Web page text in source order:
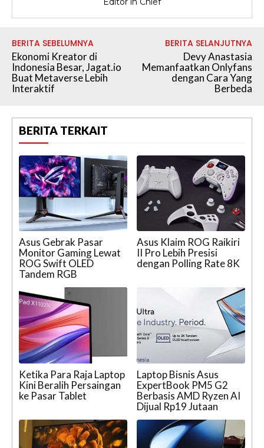
BERITA SEBELUMNYA
Ekonomi Kreator di
Indonesia Besar, Jagat.io
Buat Metaverse Lebih
Interaktif
BERITA SELANJUTNYA
Devy Anastasia
Memanfaatkan Onlyfans
dengan Cara Yang
Berbeda
BERITA TERKAIT
Asus Gebrak Pasar
Monitor Gaming Lewat
ROG Swift OLED
Tandem RGB
Asus Klaim ROG Raikiri
II Pro Lebih Presisi
dengan Polling Rate 8K
Ketika Para Raja Laptop
Kini Beralih Persaingan
ke Pasar Tablet
Laptop Bisnis Asus
ExpertBook PM5 G2
Berbasis AMD Ryzen AI
Dijual Rp19 Jutaan